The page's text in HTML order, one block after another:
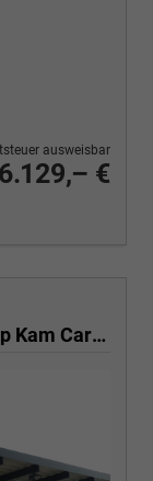
€
ausweisbar
Pritsche 35 AT L3 3S TechP Temp Kam CarPl